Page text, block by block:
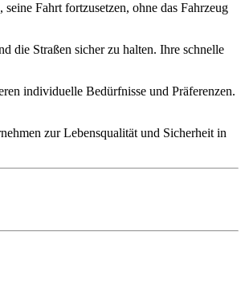
Fahrt fortzusetzen, ohne das Fahrzeug
die Straßen sicher zu halten. Ihre schnelle
individuelle Bedürfnisse und Präferenzen.
zur Lebensqualität und Sicherheit in